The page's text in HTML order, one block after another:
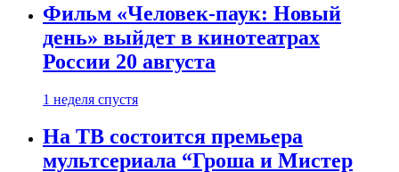
Фильм «Человек-паук: Новый
день» выйдет в кинотеатрах
России 20 августа
1 неделя спустя
На ТВ состоится премьера
мультсериала “Гроша и Мистер